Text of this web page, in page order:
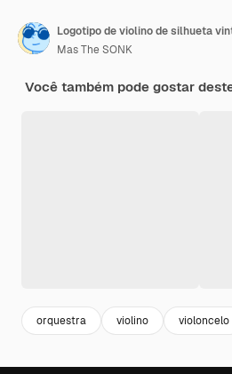
Logotipo de violino de silhueta
Mas The SONK
Você também pode gostar
orquestra violino violoncelo